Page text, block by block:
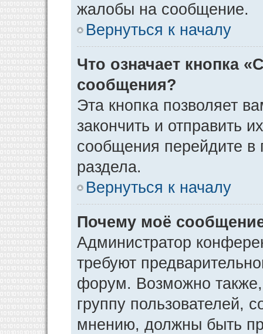
жалобы на сообщение.
Вернуться к началу
Что означает кнопка
сообщения?
Эта кнопка позволяет
закончить и отправить
сообщения перейдите в
раздела.
Вернуться к началу
Почему моё
Администратор
требуют
форум. Возможно
группу пользователей,
мнению, должны быть